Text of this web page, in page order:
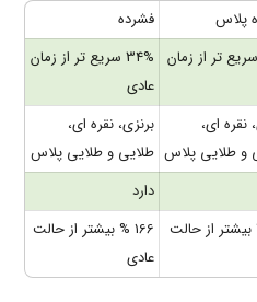
پلاس
فشرده
70% سریع تر از زمان
34% سریع تر از زمان
عادی
نقره ای،
و طلایی پلاس
برنزی، نقره ای،
طلایی و طلایی پلاس
دارد
200% بیشتر از حالت
166 % بیشتر از حالت
عادی